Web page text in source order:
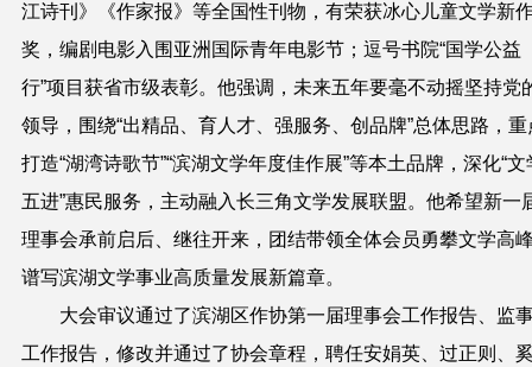
江诗刊》《作家报》等全国性刊物， 有荣获冰心儿童文学新
奖，编剧电影入围亚洲国际青年电影节；逗号书院“国学公益
行”项目获省市级表彰。他强调，未来五年要毫不动摇坚持党
领导，围绕“出精品、育人才、强服务、创品牌”总体思路，重
打造“湖湾诗歌节”“滨湖文学年度佳作展”等本土品牌，深化“文
五进”惠民服务，主动融入长三角文学发展联盟。他希望新一
理事会承前启后、继往开来，团结带领全体会员勇攀文学高
谱写滨湖文学事业高质量发展新篇章。
大会审议通过了滨湖区作协第一届理事会工作报告、监
工作报告，修改并通过了协会章程，聘任安娟英、 过正则、